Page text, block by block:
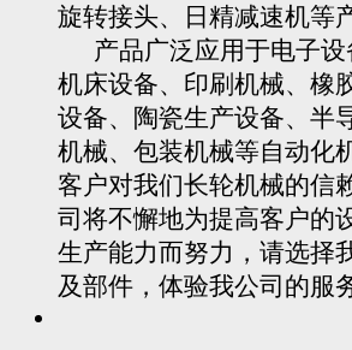
旋转接头、日精减速机等
产品广泛应用于电子设
机床设备、印刷机械、橡
设备、陶瓷生产设备、半
机械、包装机械等自动化
客户对我们长轮机械的信
司将不懈地为提高客户的
生产能力而努力，请选择
及部件，体验我公司的服